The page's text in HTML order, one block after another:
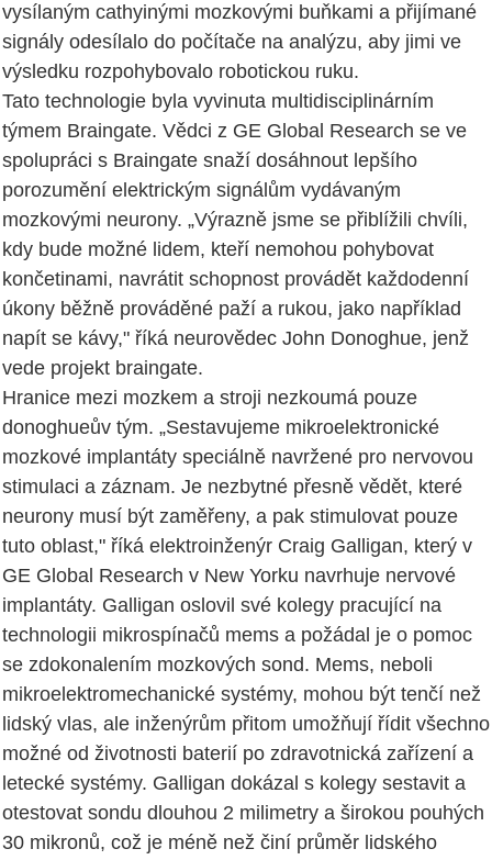
vysílaným cathyinými mozkovými buňkami a přijímané
signály odesílalo do počítače na analýzu, aby jimi ve
výsledku rozpohybovalo robotickou ruku.
Tato technologie byla vyvinuta multidisciplinárním
týmem Braingate. Vědci z GE Global Research se ve
spolupráci s Braingate snaží dosáhnout lepšího
porozumění elektrickým signálům vydávaným
mozkovými neurony. „Výrazně jsme se přiblížili chvíli,
kdy bude možné lidem, kteří nemohou pohybovat
končetinami, navrátit schopnost provádět každodenní
úkony běžně prováděné paží a rukou, jako například
napít se kávy," říká neurovědec John Donoghue, jenž
vede projekt braingate.
Hranice mezi mozkem a stroji nezkoumá pouze
donoghueův tým. „Sestavujeme mikroelektronické
mozkové implantáty speciálně navržené pro nervovou
stimulaci a záznam. Je nezbytné přesně vědět, které
neurony musí být zaměřeny, a pak stimulovat pouze
tuto oblast," říká elektroinženýr Craig Galligan, který v
GE Global Research v New Yorku navrhuje nervové
implantáty. Galligan oslovil své kolegy pracující na
technologii mikrospínačů mems a požádal je o pomoc
se zdokonalením mozkových sond. Mems, neboli
mikroelektromechanické systémy, mohou být tenčí než
lidský vlas, ale inženýrům přitom umožňují řídit všechno
možné od životnosti baterií po zdravotnická zařízení a
letecké systémy. Galligan dokázal s kolegy sestavit a
otestovat sondu dlouhou 2 milimetry a širokou pouhých
30 mikronů, což je méně než činí průměr lidského